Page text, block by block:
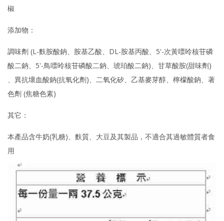
椒
添加物：
調味劑 (L-麩胺酸鈉、胺基乙酸、DL-胺基丙酸、5'-次黃嘌呤核苷磷
酸二鈉、5'-鳥嘌呤核苷磷酸二鈉、琥珀酸二鈉)、甘草酸胺(甜味劑)
、異抗壞血酸鈉(抗氧化劑)、二氧化矽、乙基麥芽醇、檸檬酸鈉、著
色劑 (焦糖色素)
其它：
本產品含牛奶(乳糖)、麩質、大豆及其製品，不適合其過敏體質者食
用